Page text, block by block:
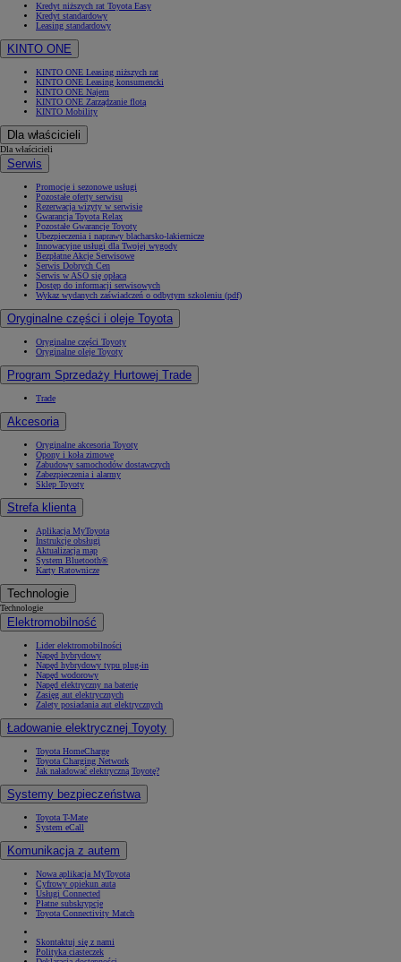
Kredyt niższych rat Toyota Easy
Kredyt standardowy
Leasing standardowy
KINTO ONE
KINTO ONE Leasing niższych rat
KINTO ONE Leasing konsumencki
KINTO ONE Najem
KINTO ONE Zarządzanie flotą
KINTO Mobility
Dla właścicieli
Dla właścicieli
Serwis
Promocje i sezonowe usługi
Pozostałe oferty serwisu
Rezerwacja wizyty w serwisie
Gwarancja Toyota Relax
Pozostałe Gwarancje Toyoty
Ubezpieczenia i naprawy blacharsko-lakiernicze
Innowacyjne usługi dla Twojej wygody
Bezpłatne Akcje Serwisowe
Serwis Dobrych Cen
Serwis w ASO się opłaca
Dostęp do informacji serwisowych
Wykaz wydanych zaświadczeń o odbytym szkoleniu (pdf)
Oryginalne części i oleje Toyota
Oryginalne części Toyoty
Oryginalne oleje Toyoty
Program Sprzedaży Hurtowej Trade
Trade
Akcesoria
Oryginalne akcesoria Toyoty
Opony i koła zimowe
Zabudowy samochodów dostawczych
Zabezpieczenia i alarmy
Sklep Toyoty
Strefa klienta
Aplikacja MyToyota
Instrukcje obsługi
Aktualizacja map
System Bluetooth®
Karty Ratownicze
Technologie
Technologie
Elektromobilność
Lider elektromobilności
Napęd hybrydowy
Napęd hybrydowy typu plug-in
Napęd wodorowy
Napęd elektryczny na baterię
Zasięg aut elektrycznych
Zalety posiadania aut elektrycznych
Ładowanie elektrycznej Toyoty
Toyota HomeCharge
Toyota Charging Network
Jak naładować elektryczną Toyotę?
Systemy bezpieczeństwa
Toyota T-Mate
System eCall
Komunikacja z autem
Nowa aplikacja MyToyota
Cyfrowy opiekun auta
Usługi Connected
Płatne subskrypcje
Toyota Connectivity Match
Skontaktuj się z nami
Polityka ciasteczek